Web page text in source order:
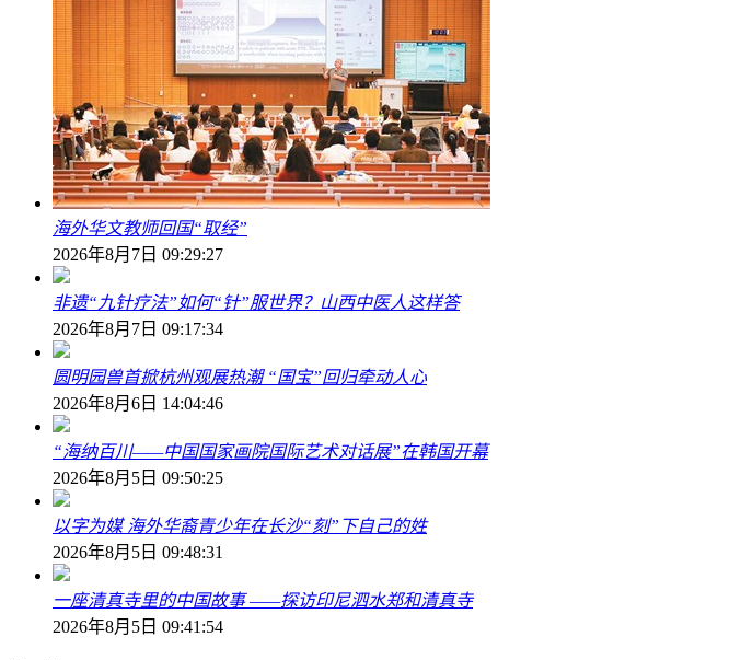
海外华文教师回国“取经”
2026年8月7日 09:29:27
非遗“九针疗法”如何“针”服世界？山西中医人这样答
2026年8月7日 09:17:34
圆明园兽首掀杭州观展热潮 “国宝”回归牵动人心
2026年8月6日 14:04:46
“海纳百川——中国国家画院国际艺术对话展”在韩国开幕
2026年8月5日 09:50:25
以字为媒 海外华裔青少年在长沙“刻”下自己的姓
2026年8月5日 09:48:31
一座清真寺里的中国故事 ——探访印尼泗水郑和清真寺
2026年8月5日 09:41:54